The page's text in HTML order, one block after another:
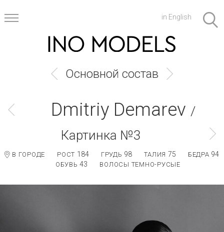
in English
Основной состав
Dmitriy Demarev /
Картинка №3
В ГОРОДЕ РОСТ 184 ГРУДЬ 98 ТАЛИЯ 75 БЕДРА 94
ОБУВЬ43 ВОЛОСЫ ТЕМНО-РУСЫЕ